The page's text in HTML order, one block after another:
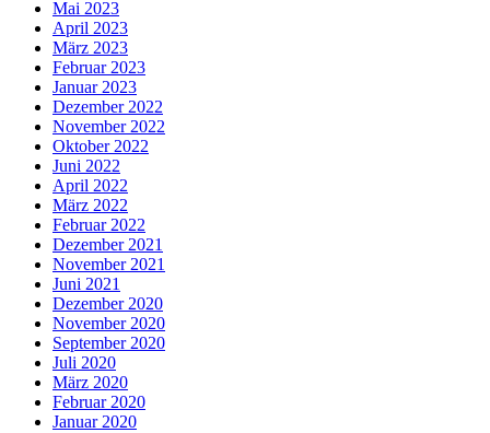
Mai 2023
April 2023
März 2023
Februar 2023
Januar 2023
Dezember 2022
November 2022
Oktober 2022
Juni 2022
April 2022
März 2022
Februar 2022
Dezember 2021
November 2021
Juni 2021
Dezember 2020
November 2020
September 2020
Juli 2020
März 2020
Februar 2020
Januar 2020